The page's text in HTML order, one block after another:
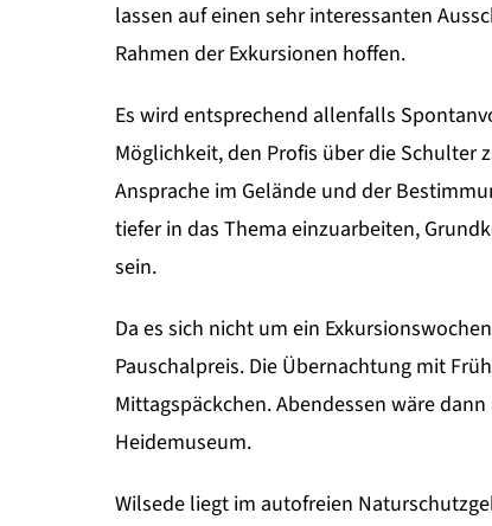
lassen auf einen sehr interessanten
Rahmen der Exkursionen hoffen.
Es wird entsprechend allenfalls
Möglichkeit, den Profis über die Schulter
Ansprache im Gelände und der
tiefer in das Thema einzuarbeiten,
sein.
Da es sich nicht um ein
Pauschalpreis. Die Übernachtung mit
Mittagspäckchen. Abendessen wäre
Heidemuseum.
Wilsede liegt im autofreien